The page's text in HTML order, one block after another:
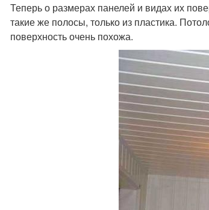
Теперь о размерах панелей и видах их
такие же полосы, только из пластика.
поверхность очень похожа.